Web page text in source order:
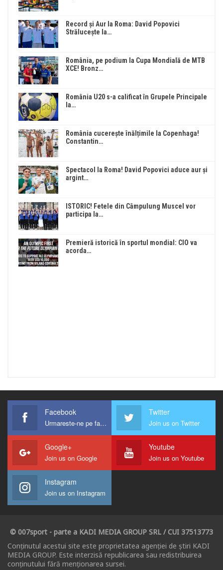
Record și Aur la Roma: David Popovici
Strălucește la…
România, pe podium la Cupa Mondială de MTB
XCE! Bronz…
România U20 s-a calificat în Grupele Principale
la…
România cucerește înălțimile la Copenhaga!
Constantin…
Spectacol la Roma! David Popovici aduce aur și
argint…
ISTORIC! Fetele din Câmpulung Muscel vor
participa la…
Premieră istorică în sportul mondial: CIO va
acorda…
Facebook
Urmareste-ne pe facebook !
Twitter
Join us on Twitter
Google+
Join us on Google
Youtube
Join us on Youtube
Instagram
Join us on Instagram
© 007sport - parte a KADI MEDIA GROUP SRL / CUI 37513773
Conținutul acestui site este proprietatea agenției de știri KADI
MEDIA GROUP. Este interzisă republicarea sau redistribuirea
conținutului fără menționarea sursei.